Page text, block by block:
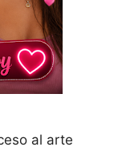
al arte